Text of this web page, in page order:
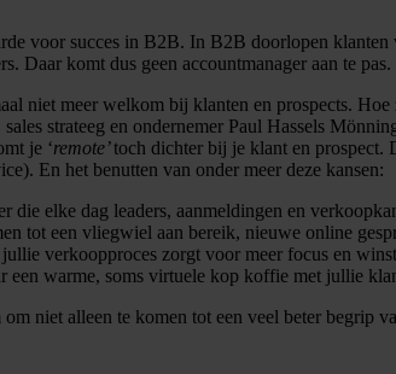
voor succes in B2B. In B2B doorlopen
Daar komt dus geen accountmanager aan te pas.
niet meer welkom bij klanten en prospects.
strateeg en ondernemer Paul Hassels
je ‘remote’toch dichter bij je klant en prospect.
En het benutten van onder meer deze kansen:
die elke dag leaders, aanmeldingen en
tot een vliegwiel aan bereik, nieuwe online
verkoopproces zorgt voor meer focus en
een warme, soms virtuele kop koffie met jullie
niet alleen te komen tot een veel beter begrip